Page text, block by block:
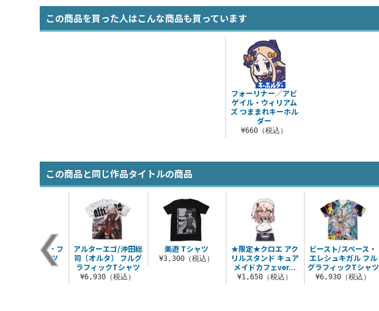
この商品を買った人はこんな商品も買っています
フォーリナー／アビ
ゲイル・ウィリアム
ズ つままれキーホル
ダー
¥660（税込）
この商品と同じ作品タイトルの商品
★限定★クロエ アク
リルスタンド キュア
メイドカフェver...
¥1,650（税込）
ビースト/スペース・
エレシュキガル フル
グラフィックTシャツ
¥6,930（税込）
★限定★セイバー フ
ルカラーTシャツ
¥4,400（税込）
アルターエゴ/沖田総
司〔オルタ〕 フルグ
ラフィックTシャツ
¥6,930（税込）
美遊 Tシャツ
¥3,300（税込）